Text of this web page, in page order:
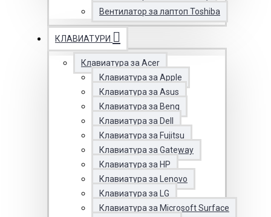
Вентилатор за лаптоп Toshiba
КЛАВИАТУРИ
Клавиатура за Acer
Клавиатура за Apple
Клавиатура за Asus
Клавиатура за Benq
Клавиатура за Dell
Клавиатура за Fujitsu
Клавиатура за Gateway
Клавиатура за HP
Клавиатура за Lenovo
Клавиатура за LG
Клавиатура за Microsoft Surface